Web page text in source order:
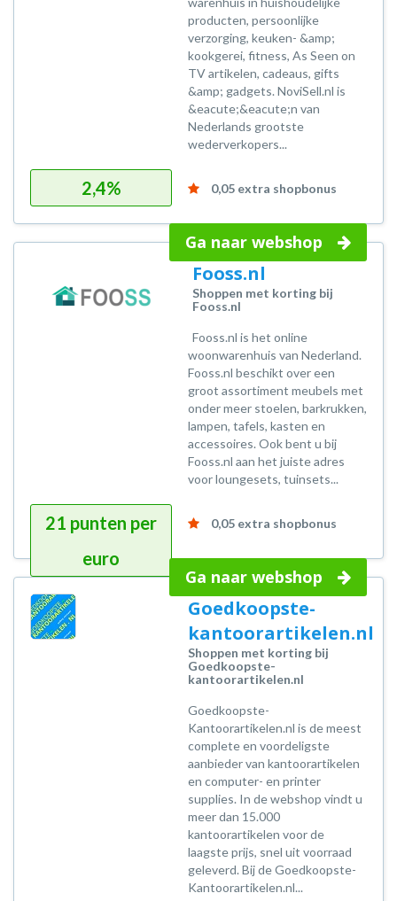
producten, persoonlijke
verzorging, keuken- &amp;
kookgerei, fitness, As Seen on
TV artikelen, cadeaus, gifts
&amp; gadgets. NoviSell.nl is
&eacute;&eacute;n van
Nederlands grootste
wederverkopers...
2,4% 0,05 extra shopbonus
Ga naar webshop
Fooss.nl
Shoppen met korting bij
Fooss.nl
Fooss.nl is het online
woonwarenhuis van Nederland.
Fooss.nl beschikt over een
groot assortiment meubels met
onder meer stoelen, barkrukken,
lampen, tafels, kasten en
accessoires. Ook bent u bij
Fooss.nl aan het juiste adres
voor loungesets, tuinsets...
21 punten per
euro
0,05 extra shopbonus
Ga naar webshop
Goedkoopste-
kantoorartikelen.nl
Shoppen met korting bij
Goedkoopste-
kantoorartikelen.nl
Goedkoopste-
Kantoorartikelen.nl is de meest
complete en voordeligste
aanbieder van kantoorartikelen
en computer- en printer
supplies. In de webshop vindt u
meer dan 15.000
kantoorartikelen voor de
laagste prijs, snel uit voorraad
geleverd. Bij de Goedkoopste-
Kantoorartikelen.nl...